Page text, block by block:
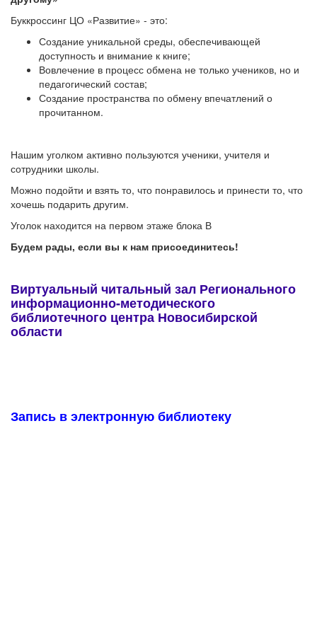
Буккроссинг ЦО «Развитие» - это:
Создание уникальной среды, обеспечивающей
доступность и внимание к книге;
Вовлечение в процесс обмена не только учеников, но и
педагогический состав;
Создание пространства по обмену впечатлений о
прочитанном.
Нашим уголком активно пользуются ученики, учителя и
сотрудники школы.
Можно подойти и взять то, что понравилось и принести то, что
хочешь подарить другим.
Уголок находится на первом этаже блока В
Будем рады, если вы к нам присоединитесь!
Виртуальный читальный зал Регионального
информационно-методического
библиотечного центра Новосибирской
области
Запись в электронную библиотеку